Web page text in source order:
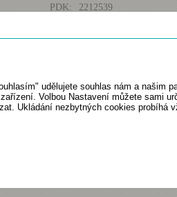
PDK:
2212539
Skladem:
skladem
Humánní léčivý přípravek
udělujete souhlas nám a našim
Volbou Nastavení můžete sami
Ukládání nezbytných cookies probíhá